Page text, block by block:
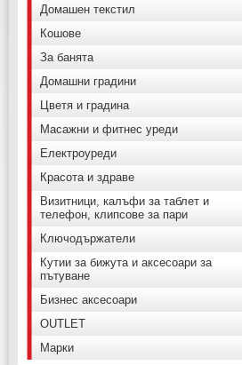
Домашен текстил
Кошове
За банята
Домашни градини
Цветя и градина
Масажни и фитнес уреди
Електроуреди
Красота и здраве
Визитници, калъфи за таблет и
телефон, клипсове за пари
Ключодържатели
Кутии за бижута и аксесоари за
пътуване
Бизнес аксесоари
OUTLET
Марки